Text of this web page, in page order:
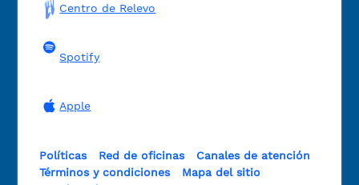
Centro de Relevo
Spotify
Apple
Políticas Red de oficinas
Canales de atención
Términos y condiciones
Mapa del sitio